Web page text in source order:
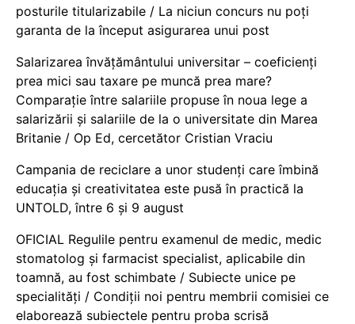
posturile titularizabile / La niciun concurs nu poți
garanta de la început asigurarea unui post
Salarizarea învățământului universitar – coeficienți
prea mici sau taxare pe muncă prea mare?
Comparație între salariile propuse în noua lege a
salarizării și salariile de la o universitate din Marea
Britanie / Op Ed, cercetător Cristian Vraciu
Campania de reciclare a unor studenți care îmbină
educația și creativitatea este pusă în practică la
UNTOLD, între 6 și 9 august
OFICIAL Regulile pentru examenul de medic, medic
stomatolog și farmacist specialist, aplicabile din
toamnă, au fost schimbate / Subiecte unice pe
specialități / Condiții noi pentru membrii comisiei ce
elaborează subiectele pentru proba scrisă